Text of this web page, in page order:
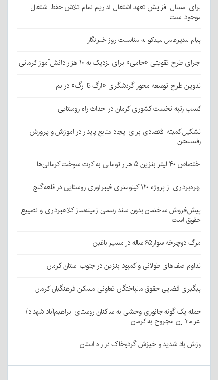
برای امسال افزایش تعهد اشتغال نداریم تمام تلاش حفظ اشتغال
موجود است
پیام مدیرعامل میدکو به مناسبت روز خبرنگار
اجرای طرح تقویتی «حامی» برای نزدیک به ۱۰ هزار دانش‌آموز کرمانی
تدوین طرح توسعه محور گردشگری «ارگ تا ارگ» در بم
کسب رتبه نخست کشوری کرمان در احداث راه روستایی
تشکیل کمیته اقتصادی برای ایجاد منابع پایدار در آموزش و پرورش
رفسنجان
اختصاص ۴۰ لیتر بنزین ۵ هزار تومانی به کارت سوخت کرمانی‌ها
بهره‌برداری از پروژه ۱۲۰ کیلومتری فیبرنوری روستایی در قلعه‌گنج
پیش‌فروش ساختمان بدون سند رسمی زمینه‌ساز کلاهبرداری و تضییع
حقوق است
مرگ دوچرخه سوار۶۵ ساله در مسیر باغین
تداوم صف‌های طولانی و کمبود بنزین در جنوب استان کرمان
پیگیری قضایی حقوق مالباختگان تعاونی مسکن فرهنگیان کرمان
حمله یک گونه جانوری وحشی به ساکنان روستای ابراهیم‌آباد شهداد/
اعزام۲ زن مجروح به کرمان
وزش باد شدید و خیزش گردوخاک در راه استان